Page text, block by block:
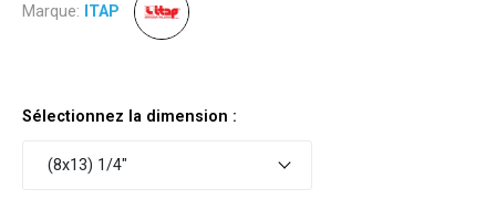
Marque: ITAP
Sélectionnez la dimension :
(8x13) 1/4"